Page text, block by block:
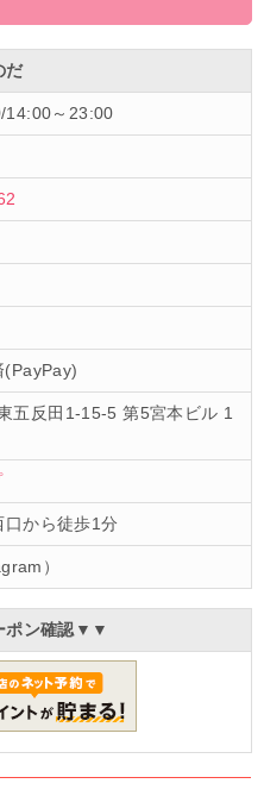
だ
14:00～23:00
(PayPay)
五反田1-15-5 第5宮本ビル 1
口から徒歩1分
）
ポン確認▼▼